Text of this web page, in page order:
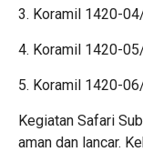
3. Koramil 1420-
4. Koramil 1420-
5. Koramil 1420-
Kegiatan Safari
aman dan lancar.